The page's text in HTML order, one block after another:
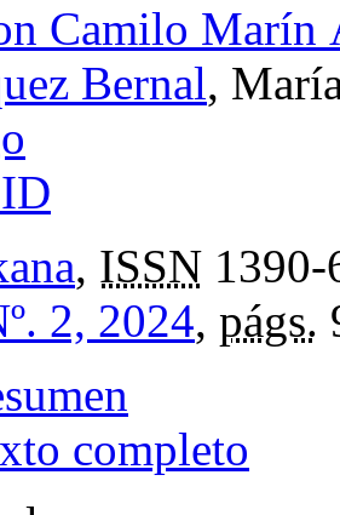
Camilo Marín
Bernal,
, ISSN
2, 2024, págs.
completo